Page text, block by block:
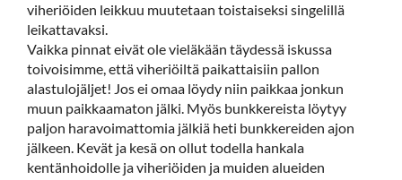
viheriöiden leikkuu muutetaan toistaiseksi singelillä
leikattavaksi.
Vaikka pinnat eivät ole vieläkään täydessä iskussa
toivoisimme, että viheriöiltä paikattaisiin pallon
alastulojäljet! Jos ei omaa löydy niin paikkaa jonkun
muun paikkaamaton jälki. Myös bunkkereista löytyy
paljon haravoimattomia jälkiä heti bunkkereiden ajon
jälkeen. Kevät ja kesä on ollut todella hankala
kentänhoidolle ja viheriöiden ja muiden alueiden